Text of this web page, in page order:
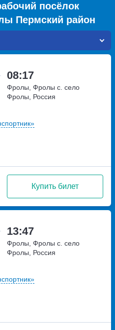
посёлок
Пермский район
08:17
Купить билет
Фролы, Фролы с. село
Фролы, Россия
13:47
Фролы, Фролы с. село
Фролы, Россия